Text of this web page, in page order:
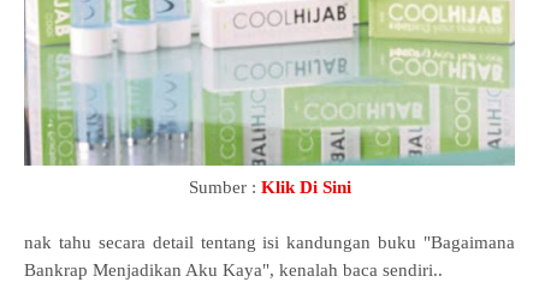
Sumber : Klik Di Sini
nak tahu secara detail tentang isi kandungan buku "Bagaimana
Bankrap Menjadikan Aku Kaya", kenalah baca sendiri..